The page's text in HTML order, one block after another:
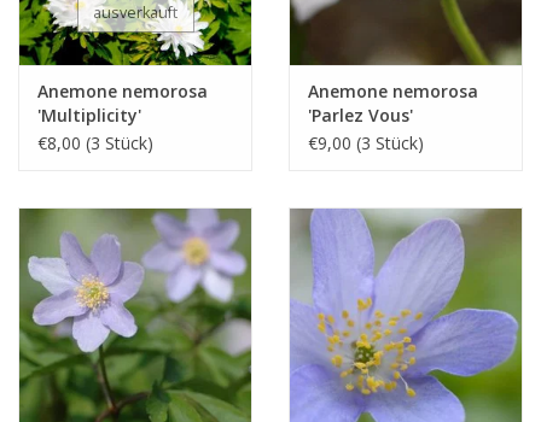
ausverkauft
Anemone nemorosa
'Multiplicity'
€8,00 (3 Stück)
Anemone nemorosa
'Parlez Vous'
€9,00 (3 Stück)